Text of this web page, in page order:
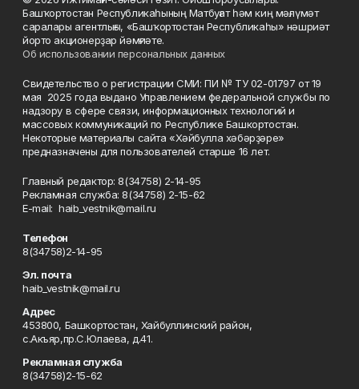
Башҡортостан Республикаһының Матбуғат һәм киң мәғлүмәт
саралары агентлығы, «Башҡортостан Республикаһы» нәшриәт
йорто акционерҙар йәмғиәте.
Об использовании персональных данных
Свидетельство о регистрации СМИ: ПИ № ТУ 02-01797 от 19
мая 2025 года выдано Управлением федеральной службы по
надзору в сфере связи, информационных технологий и
массовых коммуникаций по Республике Башкортостан.
Некоторые материалы сайта «Хәйбулла хәбәрҙәре»
предназначены для пользователей старше 16 лет.
Главный редактор: 8(34758) 2-14-95
Рекламная служба: 8(34758) 2-15-62
Е-mаil: haib_vestnik@mail.ru
Телефон
8(34758)2-14-95
Эл. почта
haib_vestnik@mail.ru
Адрес
453800, Башкортостан, Хайбуллинский район,
с.Акъяр,пр.С.Юлаева, д.41.
Рекламная служба
8(34758)2-15-62